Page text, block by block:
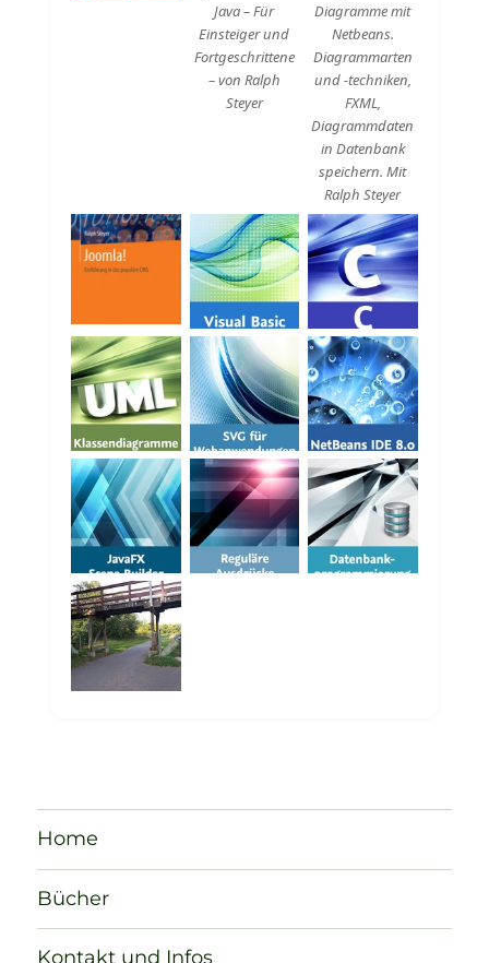
Java – Für
Einsteiger und
Fortgeschrittene
– von Ralph
Steyer
Diagramme mit
Netbeans.
Diagrammarten
und -techniken,
FXML,
Diagrammdaten
in Datenbank
speichern. Mit
Ralph Steyer
Home
Bücher
Kontakt und Infos